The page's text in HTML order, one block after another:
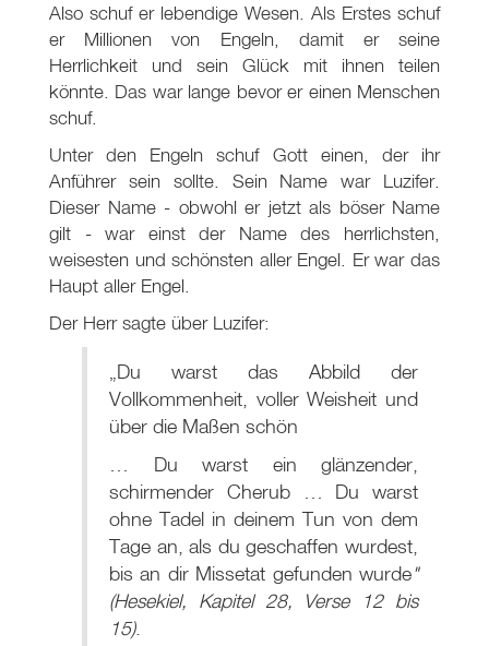
Also schuf er lebendige Wesen. Als Erstes schuf
er Millionen von Engeln, damit er seine
Herrlichkeit und sein Glück mit ihnen teilen
könnte. Das war lange bevor er einen Menschen
schuf.
Unter den Engeln schuf Gott einen, der ihr
Anführer sein sollte. Sein Name war Luzifer.
Dieser Name - obwohl er jetzt als böser Name
gilt - war einst der Name des herrlichsten,
weisesten und schönsten aller Engel. Er war das
Haupt aller Engel.
Der Herr sagte über Luzifer:
„Du warst das Abbild der
Vollkommenheit, voller Weisheit und
über die Maßen schön
… Du warst ein glänzender,
schirmender Cherub … Du warst
ohne Tadel in deinem Tun von dem
Tage an, als du geschaffen wurdest,
bis an dir Missetat gefunden wurde"
(Hesekiel, Kapitel 28, Verse 12 bis
15).